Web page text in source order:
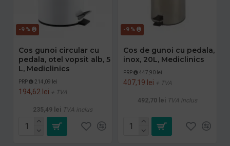
-9 %
Cos gunoi circular cu
pedala, otel vopsit alb, 5
L, Mediclinics
PRP 214,09 lei
194,62 lei + TVA
235,49 lei TVA inclus
-9 %
Cos de gunoi cu pedala,
inox, 20L, Mediclinics
PRP 447,90 lei
407,19 lei + TVA
492,70 lei TVA inclus